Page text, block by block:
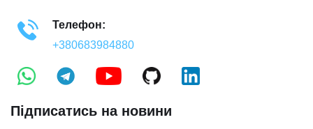
Телефон:
+380683984880
Підписатись на новини